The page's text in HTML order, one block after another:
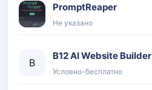
PromptReaper
Не указано
B
B12 AI Website Builder
Условно-бесплатно